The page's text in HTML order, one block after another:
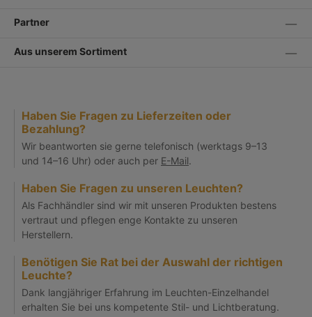
Partner
Aus unserem Sortiment
Haben Sie Fragen zu Lieferzeiten oder
Bezahlung?
Wir beantworten sie gerne telefonisch (werktags 9–13
und 14–16 Uhr) oder auch per E-Mail.
Haben Sie Fragen zu unseren Leuchten?
Als Fachhändler sind wir mit unseren Produkten bestens
vertraut und pflegen enge Kontakte zu unseren
Herstellern.
Benötigen Sie Rat bei der Auswahl der richtigen
Leuchte?
Dank langjähriger Erfahrung im Leuchten-Einzelhandel
erhalten Sie bei uns kompetente Stil- und Lichtberatung.